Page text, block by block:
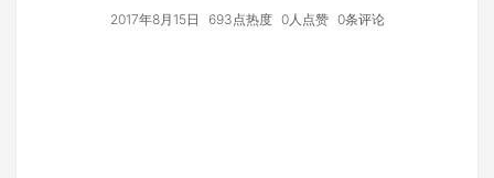
2017年8月15日 693点热度 0人点赞 0条评论